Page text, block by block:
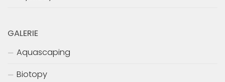
GALERIE
Aquascaping
Biotopy